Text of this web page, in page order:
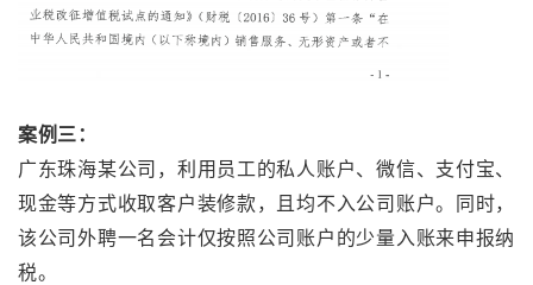
案例三：
广东珠海某公司，利用员工的私人账户、微信、支付宝、
现金等方式收取客户装修款，且均不入公司账户。同时，
该公司外聘一名会计仅按照公司账户的少量入账来申报纳
税。